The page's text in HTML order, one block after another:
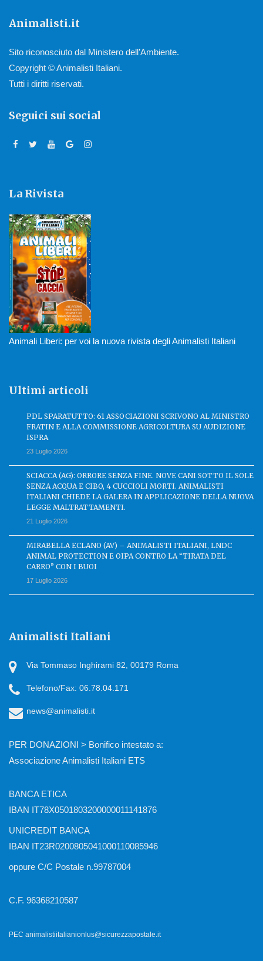
Animalisti.it
Sito riconosciuto dal Ministero dell’Ambiente.
Copyright © Animalisti Italiani.
Tutti i diritti riservati.
Seguici sui social
La Rivista
Animali Liberi: per voi la nuova rivista degli Animalisti Italiani
Ultimi articoli
PDL SPARATUTTO: 61 ASSOCIAZIONI SCRIVONO AL MINISTRO
FRATIN E ALLA COMMISSIONE AGRICOLTURA SU AUDIZIONE
ISPRA
23 Luglio 2026
SCIACCA (AG): ORRORE SENZA FINE. NOVE CANI SOTTO IL SOLE
SENZA ACQUA E CIBO, 4 CUCCIOLI MORTI. ANIMALISTI
ITALIANI CHIEDE LA GALERA IN APPLICAZIONE DELLA NUOVA
LEGGE MALTRATTAMENTI.
21 Luglio 2026
MIRABELLA ECLANO (AV) – ANIMALISTI ITALIANI, LNDC
ANIMAL PROTECTION E OIPA CONTRO LA “TIRATA DEL
CARRO” CON I BUOI
17 Luglio 2026
Animalisti Italiani
Via Tommaso Inghirami 82, 00179 Roma
Telefono/Fax: 06.78.04.171
news@animalisti.it
PER DONAZIONI > Bonifico intestato a:
Associazione Animalisti Italiani ETS
BANCA ETICA
IBAN IT78X0501803200000011141876
UNICREDIT BANCA
IBAN IT23R0200805041000110085946
oppure C/C Postale n.99787004
C.F. 96368210587
PEC animalistiitalianionlus@sicurezzapostale.it